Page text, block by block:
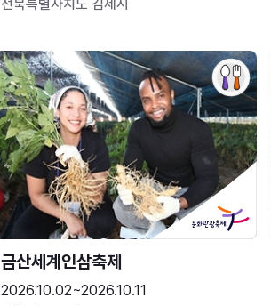
전북특별자치도 김제시
금산세계인삼축제
2026.10.02~2026.10.11